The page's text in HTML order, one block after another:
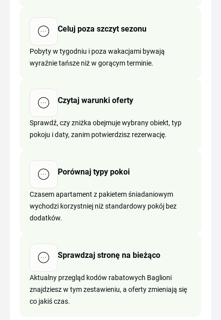
Celuj poza szczyt sezonu
Pobyty w tygodniu i poza wakacjami bywają
wyraźnie tańsze niż w gorącym terminie.
Czytaj warunki oferty
Sprawdź, czy zniżka obejmuje wybrany obiekt, typ
pokoju i daty, zanim potwierdzisz rezerwację.
Porównaj typy pokoi
Czasem apartament z pakietem śniadaniowym
wychodzi korzystniej niż standardowy pokój bez
dodatków.
Sprawdzaj stronę na bieżąco
Aktualny przegląd kodów rabatowych Baglioni
znajdziesz w tym zestawieniu, a oferty zmieniają się
co jakiś czas.